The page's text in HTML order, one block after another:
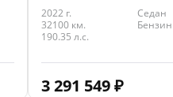
2022 г.
Седан
32100 км.
Бензин
190.35 л.с.
3 291 549₽